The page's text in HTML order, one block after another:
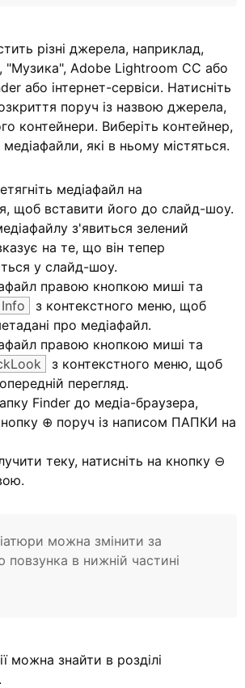
різні джерела, наприклад,
"Музика", Adobe Lightroom CC або
або інтернет-сервіси. Натисніть
поруч із назвою джерела,
контейнери. Виберіть контейнер,
які в ньому містяться.
медіафайл на
щоб вставити його до слайд-шоу.
з'явиться зелений
на те, що він тепер
у слайд-шоу.
правою кнопкою миші та
з контекстного меню, щоб
про медіафайл.
правою кнопкою миші та
з контекстного меню, щоб
перегляд.
Finder до медіа-браузера,
⊕ поруч із написом ПАПКИ на
теку, натисніть на кнопку ⊖
можна змінити за
в нижній частині
можна знайти в розділі
.